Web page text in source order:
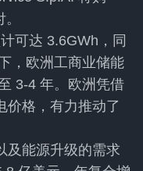
可达 3.6GWh，同
，欧洲工商业储能
3-4 年。欧洲凭借
价格，有力推动了
及能源升级的需求